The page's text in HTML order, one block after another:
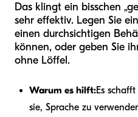
Das klingt ein bisschen
sehr effektiv. Legen Sie
einen durchsichtigen
können, oder geben Sie
ohne Löffel.
Warum es hilft:Es
sie, Sprache zu